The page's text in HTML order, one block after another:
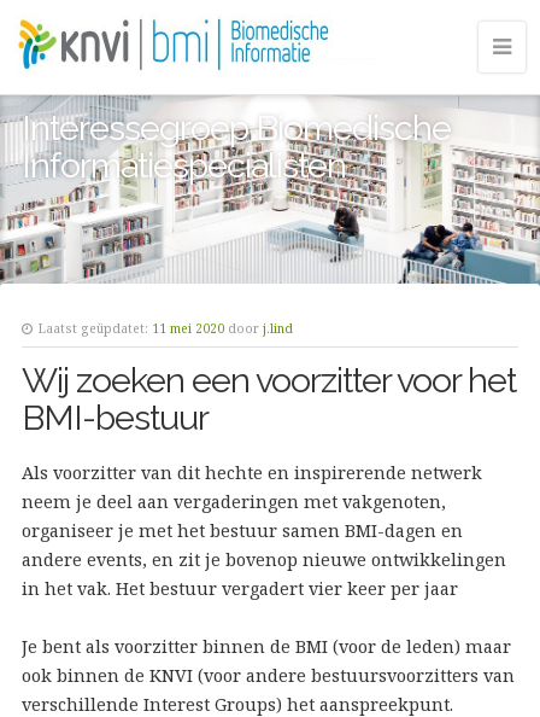
Interessegroep Biomedische
Informatiespecialisten
Laatst geüpdatet: 11 mei 2020 door j.lind
Wij zoeken een voorzitter voor het
BMI-bestuur
Als voorzitter van dit hechte en inspirerende netwerk
neem je deel aan vergaderingen met vakgenoten,
organiseer je met het bestuur samen BMI-dagen en
andere events, en zit je bovenop nieuwe ontwikkelingen
in het vak. Het bestuur vergadert vier keer per jaar
Je bent als voorzitter binnen de BMI (voor de leden) maar
ook binnen de KNVI (voor andere bestuursvoorzitters van
verschillende Interest Groups) het aanspreekpunt.